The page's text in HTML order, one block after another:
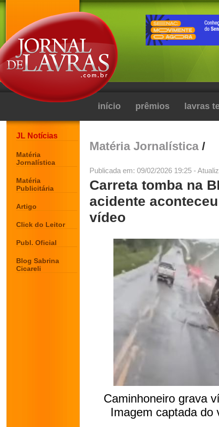
início prêmios lavras
JL Notícias
Matéria
Jornalística
Matéria
Publicitária
Artigo
Click do Leitor
Publ. Oficial
Blog Sabrina
Cicareli
Matéria Jornalística/
Publicada em: 09/02/2026 19:25 -
Carreta tomba na
acidente
vídeo
Caminhoneiro grava
Imagem captada do